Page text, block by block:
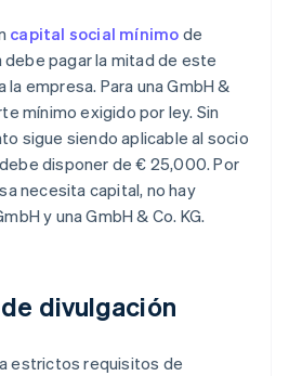
capital social mínimo de
pagar la mitad de este
empresa. Para una GmbH &
mínimo exigido por ley. Sin
sigue siendo aplicable al socio
disponer de € 25,000. Por
necesita capital, no hay
y una GmbH & Co. KG.
divulgación
estrictos requisitos de